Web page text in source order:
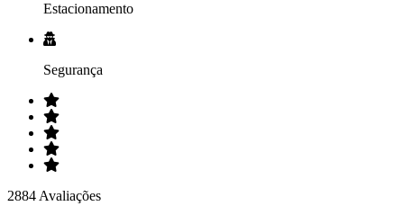
Estacionamento
Segurança
2884 Avaliações